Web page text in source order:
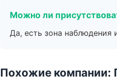
Можно ли
Да, есть зона наблюдения
Похожие компании: